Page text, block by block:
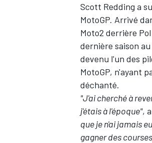
Scott Redding a
MotoGP. Arrivé
Moto2 derrière
dernière saison
devenu l'un des
MotoGP, n'ayant
déchanté.
"J'ai cherché à
j'étais à l'époque",
que je n'ai jamais
gagner des